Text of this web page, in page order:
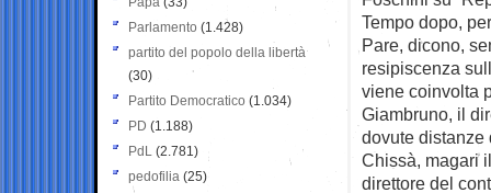
Tempo dopo,
Pare, dicono,
resipiscenza
viene coinvolta
Giambruno, il
dovute distanze
Chissà, magari
direttore del
Parlamento (1.428)
partito del popolo della libertà
(30)
Partito Democratico (1.034)
PD (1.188)
PdL (2.781)
pedofilia (25)